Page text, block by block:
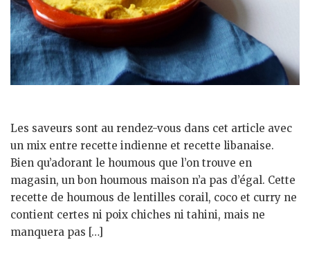
Les saveurs sont au rendez-vous dans cet article avec
un mix entre recette indienne et recette libanaise.
Bien qu’adorant le houmous que l’on trouve en
magasin, un bon houmous maison n’a pas d’égal. Cette
recette de houmous de lentilles corail, coco et curry ne
contient certes ni poix chiches ni tahini, mais ne
manquera pas […]